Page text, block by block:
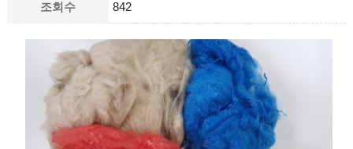
조회수 842